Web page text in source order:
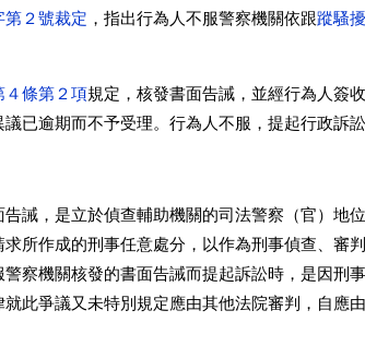
第２號裁定 ，指出行為人不服警察機關依跟蹤騷
４條第２項規定，核發書面告誡，並經行為人簽
已逾期而不予受理。行為人不服，提起行政訴
告誡，是立於偵查輔助機關的司法警察（官）地
所作成的刑事任意處分，以作為刑事偵查、審
察機關核發的書面告誡而提起訴訟時，是因刑
此爭議又未特別規定應由其他法院審判，自應